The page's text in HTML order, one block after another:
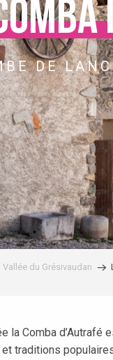
DE
Vallée du Grésivaudan
la Comba
traditions